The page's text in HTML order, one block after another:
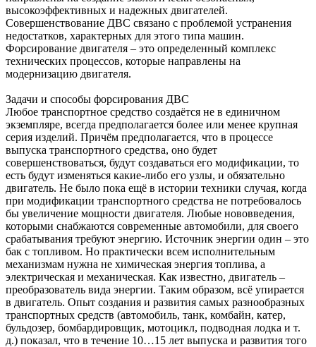
высокоэффективных и надежных двигателей.
Совершенствование ДВС связано с проблемой устранения
недостатков, характерных для этого типа машин.
Форсирование двигателя – это определенный комплекс
технических процессов, которые направлены на
модернизацию двигателя.
Задачи и способы форсирования ДВС
Любое транспортное средство создаётся не в единичном
экземпляре, всегда предполагается более или менее крупная
серия изделий. Причём предполагается, что в процессе
выпуска транспортного средства, оно будет
совершенствоваться, будут создаваться его модификации, то
есть будут изменяться какие-либо его узлы, и обязательно
двигатель. Не было пока ещё в истории техники случая, когда
при модификации транспортного средства не потребовалось
бы увеличение мощности двигателя. Любые нововведения,
которыми снабжаются современные автомобили, для своего
срабатывания требуют энергию. Источник энергии один – это
бак с топливом. Но практически всем исполнительным
механизмам нужна не химическая энергия топлива, а
электрическая и механическая. Как известно, двигатель –
преобразователь вида энергии. Таким образом, всё упирается
в двигатель. Опыт создания и развития самых разнообразных
транспортных средств (автомобиль, танк, комбайн, катер,
бульдозер, бомбардировщик, мотоцикл, подводная лодка и т.
д.) показал, что в течение 10…15 лет выпуска и развития того